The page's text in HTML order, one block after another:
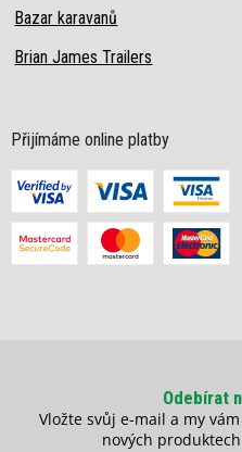
Bazar karavanů
Brian James Trailers
Přijímáme online platby
Odebírat
Vložte svůj e-mail a my
nových